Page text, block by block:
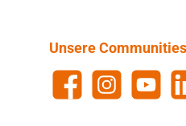
Unsere Communities
FacebookInstagramYouTube